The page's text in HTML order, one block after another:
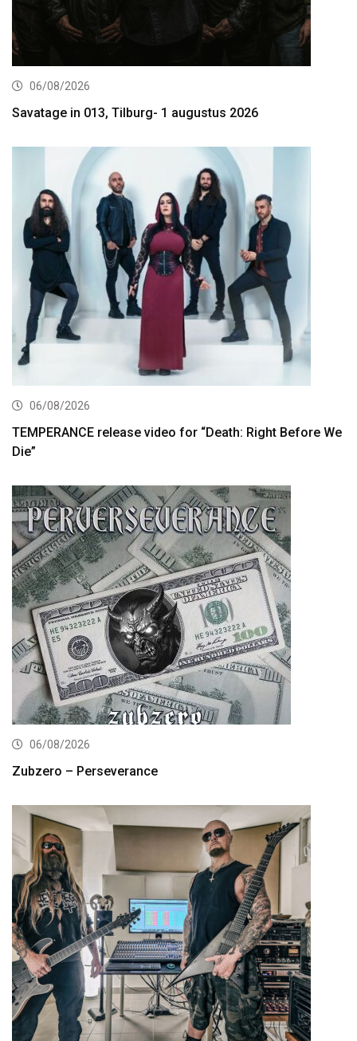
06/08/2026
Savatage in 013, Tilburg- 1 augustus 2026
06/08/2026
TEMPERANCE release video for “Death: Right Before We
Die”
06/08/2026
Zubzero – Perseverance